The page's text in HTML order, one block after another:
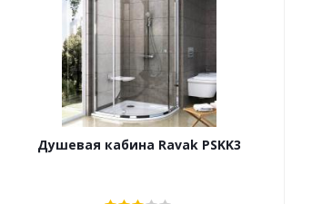
Душевая кабина Ravak PSKK3